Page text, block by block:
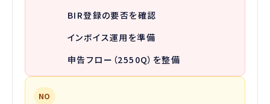
BIR登録の要否を確認
インボイス運用を準備
申告フロー（2550Q）を整備
NO